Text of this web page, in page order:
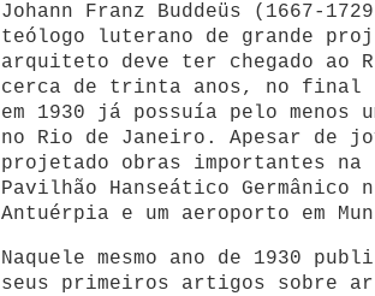
Johann Franz Buddeüs (1667-
teólogo luterano de grande
arquiteto deve ter chegado ao
cerca de trinta anos, no final
em 1930 já possuía pelo
no Rio de Janeiro. Apesar de
projetado obras importantes na
Pavilhão Hanseático Germânico
Antuérpia e um aeroporto em
Naquele mesmo ano de 1930
seus primeiros artigos sobre